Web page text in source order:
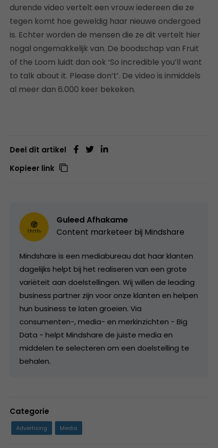
durende video vertelt een vrouw iedereen die ze
tegen komt hoe geweldig haar nieuwe ondergoed
is. Echter worden de mensen die ze dit vertelt hier
nogal ongemakkelijk van. De boodschap van Fruit
of the Loom luidt dan ook ‘So incredible you’ll want
to talk about it. Please don’t’. De video is inmiddels
al meer dan 6.000 keer bekeken.
Deel dit artikel
Kopieer link
Guleed Afhakame
Content marketeer bij Mindshare
Mindshare is een mediabureau dat haar klanten
dagelijks helpt bij het realiseren van een grote
variëteit aan doelstellingen. Wij willen de leading
business partner zijn voor onze klanten en helpen
hun business te laten groeien. Via
consumenten-, media- en merkinzichten - Big
Data - helpt Mindshare de juiste media en
middelen te selecteren om een doelstelling te
behalen.
Categorie
Advertising Media